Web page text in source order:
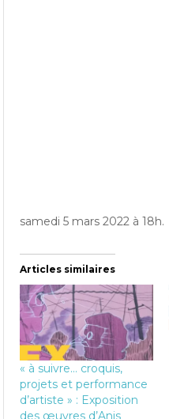
samedi 5 mars 2022 à 18h.
Articles similaires
« à suivre… croquis,
projets et performance
d’artiste » : Exposition
des œuvres d’Anis